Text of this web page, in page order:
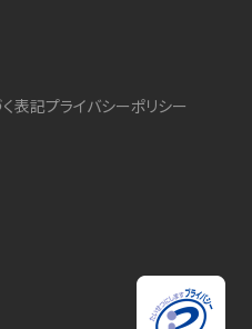
表記プライバシーポリシー